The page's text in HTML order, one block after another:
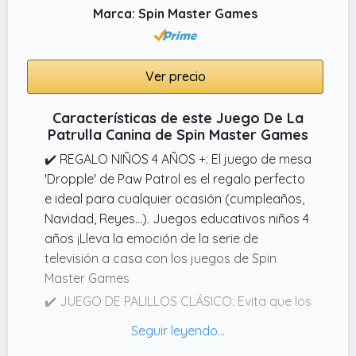
de estrategia. Ya sea empezando por la
parte inferior, superior o media de la torre,
manera que la Torre de Madera Patrulla
Canina figuras se mantenga en equilibrio
Marca: Spin Master Games
Ver precio
Características de este Juego De La
Patrulla Canina de Spin Master Games
✔️ REGALO NIÑOS 4 AÑOS +: El juego de mesa
'Dropple' de Paw Patrol es el regalo perfecto
e ideal para cualquier ocasión (cumpleaños,
Navidad, Reyes...). Juegos educativos niños 4
años ¡Lleva la emoción de la serie de
televisión a casa con los juegos de Spin
Master Games
✔️ JUEGO DE PALILLOS CLÁSICO: Evita que los
con este juego clásico que incluye un toque